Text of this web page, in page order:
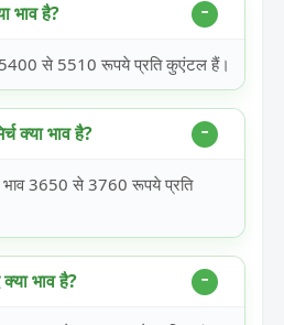
भाव है?
से 5510 रूपये प्रति कुएंटल हैं।
क्या भाव है?
भाव 3650 से 3760 रूपये प्रति
भाव है?